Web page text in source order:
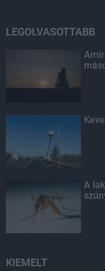
LEGOLVASOTTABB
A
KIEMELT